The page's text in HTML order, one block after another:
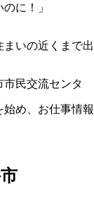
に！」
いの近くまで出
民交流センタ
め、お仕事情報